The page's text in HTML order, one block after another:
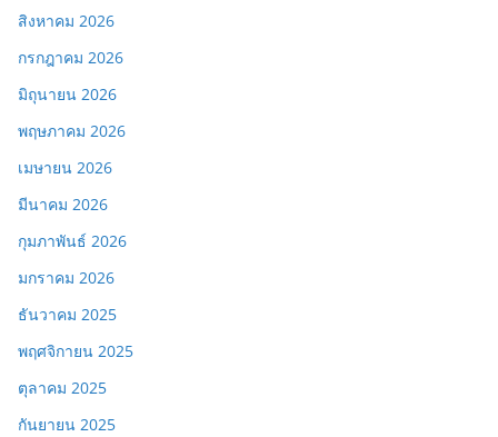
สิงหาคม 2026
กรกฎาคม 2026
มิถุนายน 2026
พฤษภาคม 2026
เมษายน 2026
มีนาคม 2026
กุมภาพันธ์ 2026
มกราคม 2026
ธันวาคม 2025
พฤศจิกายน 2025
ตุลาคม 2025
กันยายน 2025